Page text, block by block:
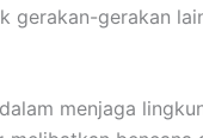
gerakan-gerakan
menjaga